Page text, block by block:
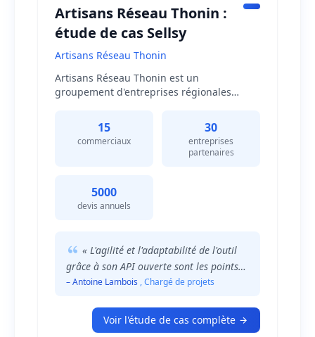
Artisans Réseau Thonin :
étude de cas Sellsy
Artisans Réseau Thonin
Artisans Réseau Thonin est un
groupement d'entreprises régionales
énergétique. Prestataire de services
commerciaux et administratifs pour les
entreprises de leur réseau, A.R.T. dispose
de 15 commerciaux sur le terrain qui
régions Grand Est et Bourgogne-Franche-
Comté et proposent ainsi différents types
15
commerciaux
30
entreprises
partenaires
5000
devis annuels
« L'agilité et l'adaptabilité de l'outil
grâce à son API ouverte sont les points
forts de Sellsy pour notre secteur
solution à différents logiciels métiers. »
– Antoine Lambois , Chargé de projets
Voir l'étude de cas complète